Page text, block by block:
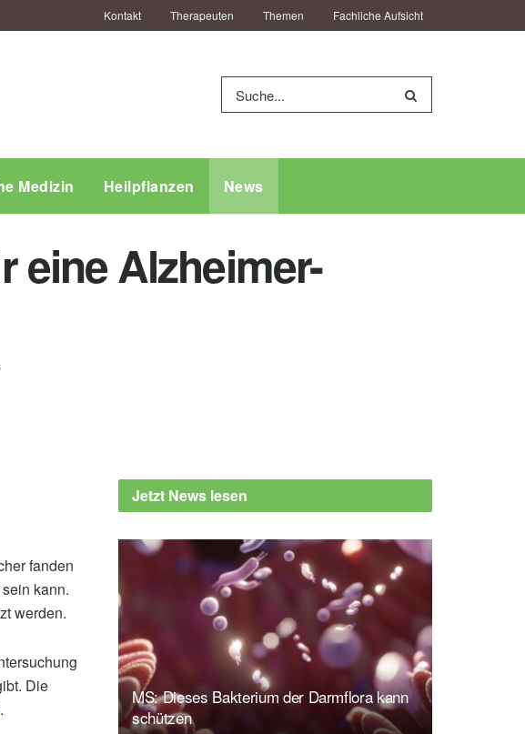
Kontakt Therapeuten Themen Fachliche Aufsicht
Medizin Heilpflanzen News
eine Alzheimer-
fanden
kann.
werden.
Die
Jetzt News lesen
MS: Dieses Bakterium der Darmflora kann
schützen